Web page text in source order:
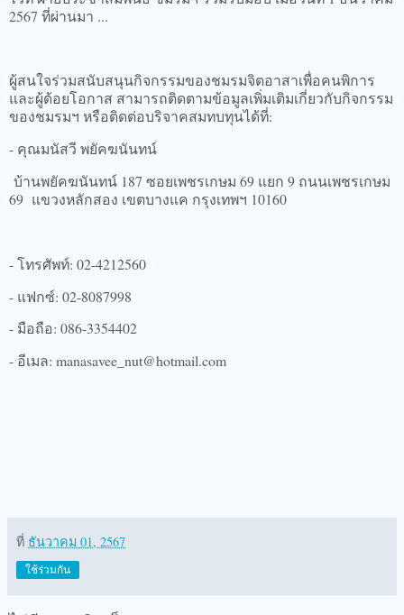
2567 ที่ผ่านมา ...
ผู้สนใจร่วมสนับสนุนกิจกรรมของชมรมจิตอาสาเพื่อคนพิการ
และผู้ด้อยโอกาส สามารถติดตามข้อมูลเพิ่มเติมเกี่ยวกับกิจกรรม
ของชมรมฯ หรือติดต่อบริจาคสมทบทุนได้ที่:
- คุณมนัสวี พยัคฆนันทน์
บ้านพยัคฆนันทน์ 187 ซอยเพชรเกษม 69 แยก 9 ถนนเพชรเกษม
69 แขวงหลักสอง เขตบางแค กรุงเทพฯ 10160
- โทรศัพท์: 02-4212560
- แฟกซ์: 02-8087998
- มือถือ: 086-3354402
- อีเมล: manasavee_nut@hotmail.com
ที่ ธันวาคม 01, 2567
ใช้ร่วมกัน